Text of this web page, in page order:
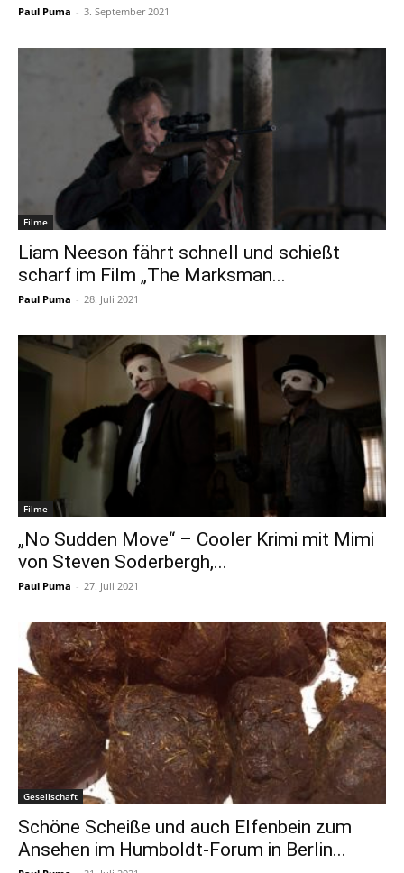
Paul Puma - 3. September 2021
Filme
Liam Neeson fährt schnell und schießt
scharf im Film „The Marksman...
Paul Puma - 28. Juli 2021
Filme
„No Sudden Move“ – Cooler Krimi mit Mimi
von Steven Soderbergh,...
Paul Puma - 27. Juli 2021
Gesellschaft
Schöne Scheiße und auch Elfenbein zum
Ansehen im Humboldt-Forum in Berlin...